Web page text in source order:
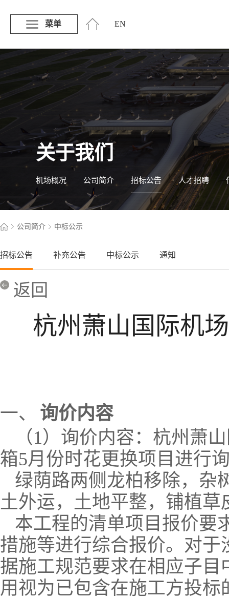
菜单 EN
关于我们
机场概况 公司简介 招标公告 人才招聘
公司简介 中标公示
招标公告 补充公告 中标公示 通知
返回
杭州萧山国际机
一、
询价内容
（1）询价内容：杭州萧
箱5月份时花更换项目进行
绿荫路两侧龙柏移除，杂
土外运，土地平整，铺植
本工程的清单项目报价要
措施等进行综合报价。对
据施工规范要求在相应子
用视为已包含在施工方投